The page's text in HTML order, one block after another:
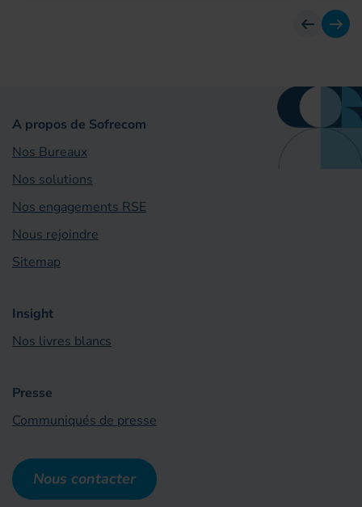
Avant
A propos de Sofrecom
Nos Bureaux
Nos solutions
Nos engagements RSE
Nous rejoindre
Sitemap
Insight
Nos livres blancs
Presse
Communiqués de presse
Nous contacter